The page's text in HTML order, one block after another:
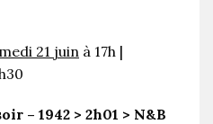
21 juin à 17h |
– 1942 > 2h01 > N&B